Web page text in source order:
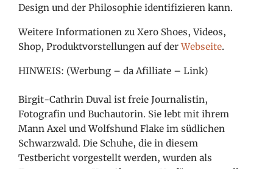
Design und der Philosophie identifizieren kann.
Weitere Informationen zu Xero Shoes, Videos,
Shop, Produktvorstellungen auf derWebseite.
HINWEIS: (Werbung – da Afilliate – Link)
Birgit-Cathrin Duval ist freie Journalistin,
Fotografin und Buchautorin. Sie lebt mit ihrem
Mann Axel und Wolfshund Flake im südlichen
Schwarzwald. Die Schuhe, die in diesem
Testbericht vorgestellt werden, wurden als